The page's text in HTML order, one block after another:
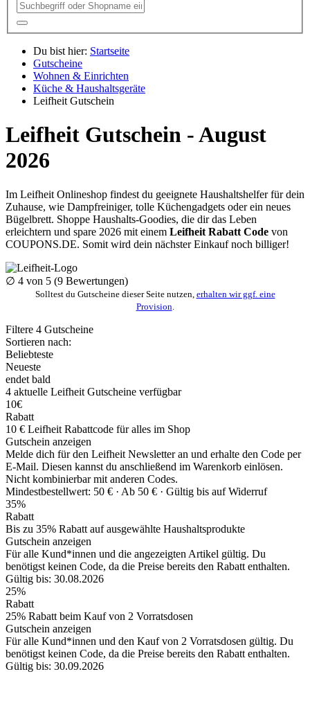
Du bist hier: Startseite
Gutscheine
Wohnen & Einrichten
Küche & Haushaltsgeräte
Leifheit Gutschein
Leifheit Gutschein - August
2026
Im Leifheit Onlineshop findest du geeignete Haushaltshelfer für dein
Zuhause, wie Dampfreiniger, tolle Küchengadgets oder ein neues
Bügelbrett. Shoppe Haushalts-Goodies, die dir das Leben
erleichtern und spare 2026 mit einem Leifheit Rabatt Code von
COUPONS.DE. Somit wird dein nächster Einkauf noch billiger!
∅ 4 von 5 (9 Bewertungen)
Solltest du Gutscheine dieser Seite nutzen, erhalten wir ggf. eine
Provision
Filtere 4 Gutscheine
Sortieren nach:
Beliebteste
Neueste
endet bald
4 aktuelle Leifheit Gutscheine verfügbar
10€
Rabatt
10 € Leifheit Rabattcode für alles im Shop
Gutschein anzeigen
Melde dich für den Leifheit Newsletter an und erhalte den Code per
E-Mail. Diesen kannst du anschließend im Warenkorb einlösen.
Nicht kombinierbar mit anderen Codes.
Mindestbestellwert: 50 € · Ab 50 € · Gültig bis auf Widerruf
35%
Rabatt
Bis zu 35% Rabatt auf ausgewählte Haushaltsprodukte
Gutschein anzeigen
Für alle Kund*innen und die angezeigten Artikel gültig. Du
benötigst keinen Code, da die Preise bereits den Rabatt enthalten.
Gültig bis: 30.08.2026
25%
Rabatt
25% Rabatt beim Kauf von 2 Vorratsdosen
Gutschein anzeigen
Für alle Kund*innen und den Kauf von 2 Vorratsdosen gültig. Du
benötigst keinen Code, da die Preise bereits den Rabatt enthalten.
Gültig bis: 30.09.2026